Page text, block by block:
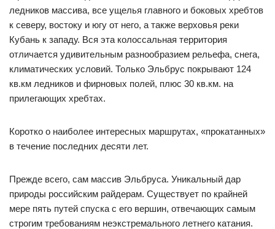
ледников массива, все ущелья главного и боковых хребтов
к северу, востоку и югу от него, а также верховья реки
Кубань к западу. Вся эта колоссальная территория
отличается удивительным разнообразием рельефа, снега,
климатических условий. Только Эльбрус покрывают 124
кв.км ледников и фирновых полей, плюс 30 кв.км. на
прилегающих хребтах.
Коротко о наиболее интересных маршрутах, «прокатанных»
в течение последних десяти лет.
Прежде всего, сам массив Эльбруса. Уникальный дар
природы российским райдерам. Существует по крайней
мере пять путей спуска с его вершин, отвечающих самым
строгим требованиям неэкстремального летнего катания.